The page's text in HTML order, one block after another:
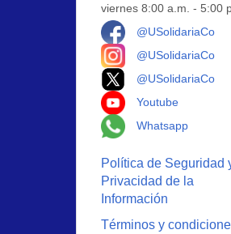
viernes 8:00 a.m. - 5:00
@USolidariaCo
@USolidariaCo
@USolidariaCo
Youtube
Whatsapp
Política de Seguridad
Privacidad de la
Información
Términos y